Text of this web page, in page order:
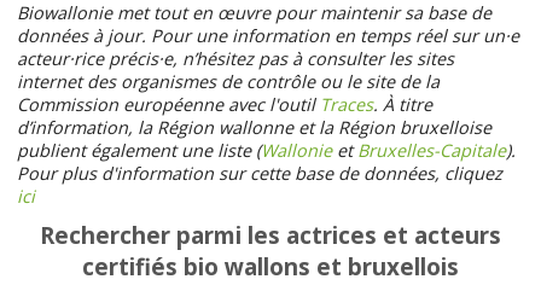
contenu
principal
Biowallonie met tout en œuvre pour maintenir sa base de
données à jour. Pour une information en temps réel sur un·e
acteur·rice précis·e, n’hésitez pas à consulter les sites
internet des organismes de contrôle ou le site de la
Commission européenne avec l'outil Traces. À titre
d’information, la Région wallonne et la Région bruxelloise
publient également une liste (WallonieetBruxelles-Capitale).
Pour plus d'information sur cette base de données, cliquez
ici
Rechercher parmi les actrices et acteurs
certifiés bio wallons et bruxellois